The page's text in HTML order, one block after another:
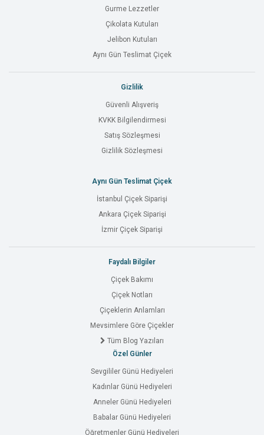
Gurme Lezzetler
Çikolata Kutuları
Jelibon Kutuları
Aynı Gün Teslimat Çiçek
Gizlilik
Güvenli Alışveriş
KVKK Bilgilendirmesi
Satış Sözleşmesi
Gizlilik Sözleşmesi
Aynı Gün Teslimat Çiçek
İstanbul Çiçek Siparişi
Ankara Çiçek Siparişi
İzmir Çiçek Siparişi
Faydalı Bilgiler
Çiçek Bakımı
Çiçek Notları
Çiçeklerin Anlamları
Mevsimlere Göre Çiçekler
Tüm Blog Yazıları
Özel Günler
Sevgililer Günü Hediyeleri
Kadınlar Günü Hediyeleri
Anneler Günü Hediyeleri
Babalar Günü Hediyeleri
Öğretmenler Günü Hediyeleri